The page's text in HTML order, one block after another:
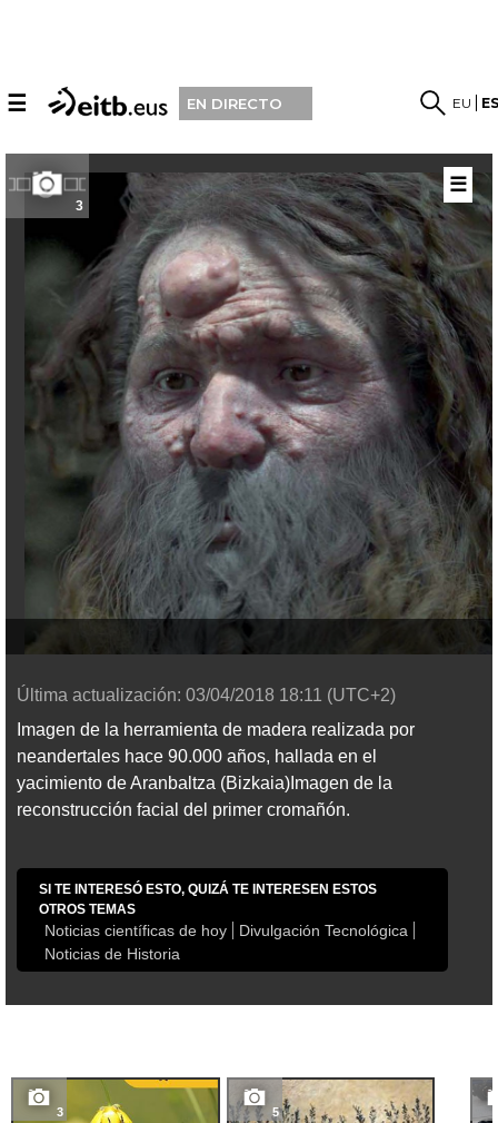
☰ EN DIRECTO EU
3
Última actualización: 03/04/2018 18:11 (UTC+2)
Imagen de la herramienta de madera realizada por
neandertales hace 90.000 años, hallada en el
yacimiento de Aranbaltza (Bizkaia)Imagen de la
reconstrucción facial del primer cromañón.
SI TE INTERESÓ ESTO, QUIZÁ TE INTERESEN ESTOS
OTROS TEMAS
Noticias científicas de hoy
Divulgación Tecnológica
Noticias de Historia
☰
3 5